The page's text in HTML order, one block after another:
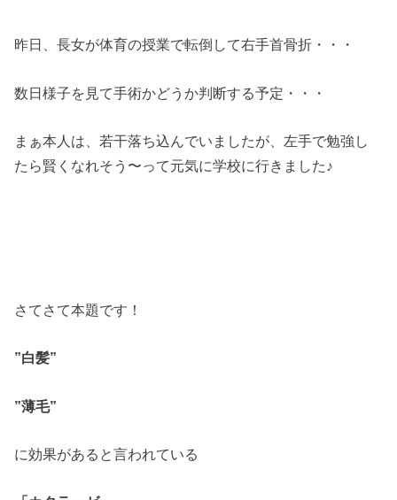
昨日、長女が体育の授業で転倒して右手首骨折・・・
数日様子を見て手術かどうか判断する予定・・・
まぁ本人は、若干落ち込んでいましたが、左手で勉強し
たら賢くなれそう〜って元気に学校に行きました♪
さてさて本題です！
”白髪”
”薄毛”
に効果があると言われている